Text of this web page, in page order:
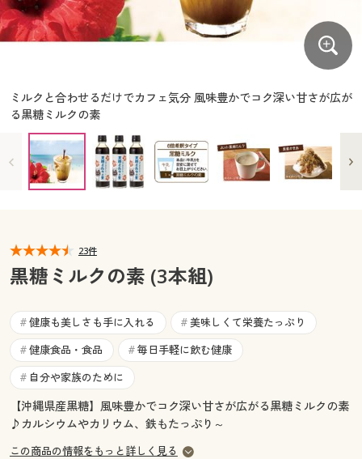
大きいサイズ レディース下着
大きいサイズ 事務・制服
シークレットセール
商品カテゴリ一覧
カタログ・チラシからのご注文
デジタルカタログ
カタログ無料プレゼント
マイページ
閲覧履歴
お気に入り
サポート
ご利用ガイド
大きいサイズ メンズ
カタログ・チラシからのご注文
カタログ無料プレゼント
会員メニュー
閲覧履歴
サポート
ご利用ガイド
よくある質問とお問い合わせ
ミルクと合わせるだけでカフェ気分 風味豊かでコク深い甘さが広が
る黒糖ミルクの素
23件
黒糖ミルクの素 (3本組)
# 健康も美しさも手に入れる # 美味しくて栄養たっぷり
# 健康食品・食品 # 毎日手軽に飲む健康
# 自分や家族のために
【沖縄県産黒糖】風味豊かでコク深い甘さが広がる黒糖ミルクの素
♪カルシウムやカリウム、鉄もたっぷり～
この商品の情報をもっと詳しく見る